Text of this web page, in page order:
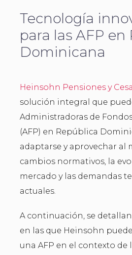
Tecnología
para las AFP en
Dominicana
Heinsohn Pensiones y
solución integral que
Administradoras de
(AFP) en República
adaptarse y aprovechar al
cambios normativos, la
mercado y las demandas
actuales.
A continuación, se
en las que Heinsohn
una AFP en el contexto de